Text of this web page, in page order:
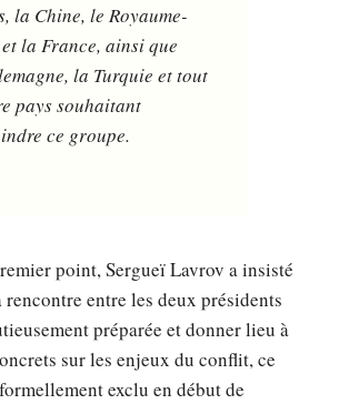
la Chine, le Royaume-
la France, ainsi que
la Turquie et tout
pays souhaitant
ce groupe.
point, Sergueï Lavrov a insisté
entre les deux présidents
préparée et donner lieu à
sur les enjeux du conflit, ce
exclu en début de